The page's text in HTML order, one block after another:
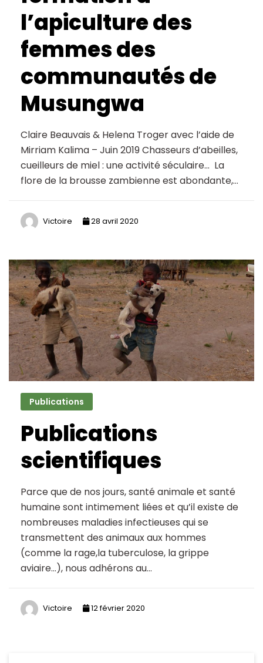
l’apiculture des
femmes des
communautés de
Musungwa
Claire Beauvais & Helena Troger avec l’aide de
Mirriam Kalima – Juin 2019 Chasseurs d’abeilles,
cueilleurs de miel : une activité séculaire… La
flore de la brousse zambienne est abondante,…
Victoire 28 avril 2020
Publications
Publications
scientifiques
Parce que de nos jours, santé animale et santé
humaine sont intimement liées et qu’il existe de
nombreuses maladies infectieuses qui se
transmettent des animaux aux hommes
(comme la rage,la tuberculose, la grippe
aviaire…), nous adhérons au…
Victoire 12 février 2020